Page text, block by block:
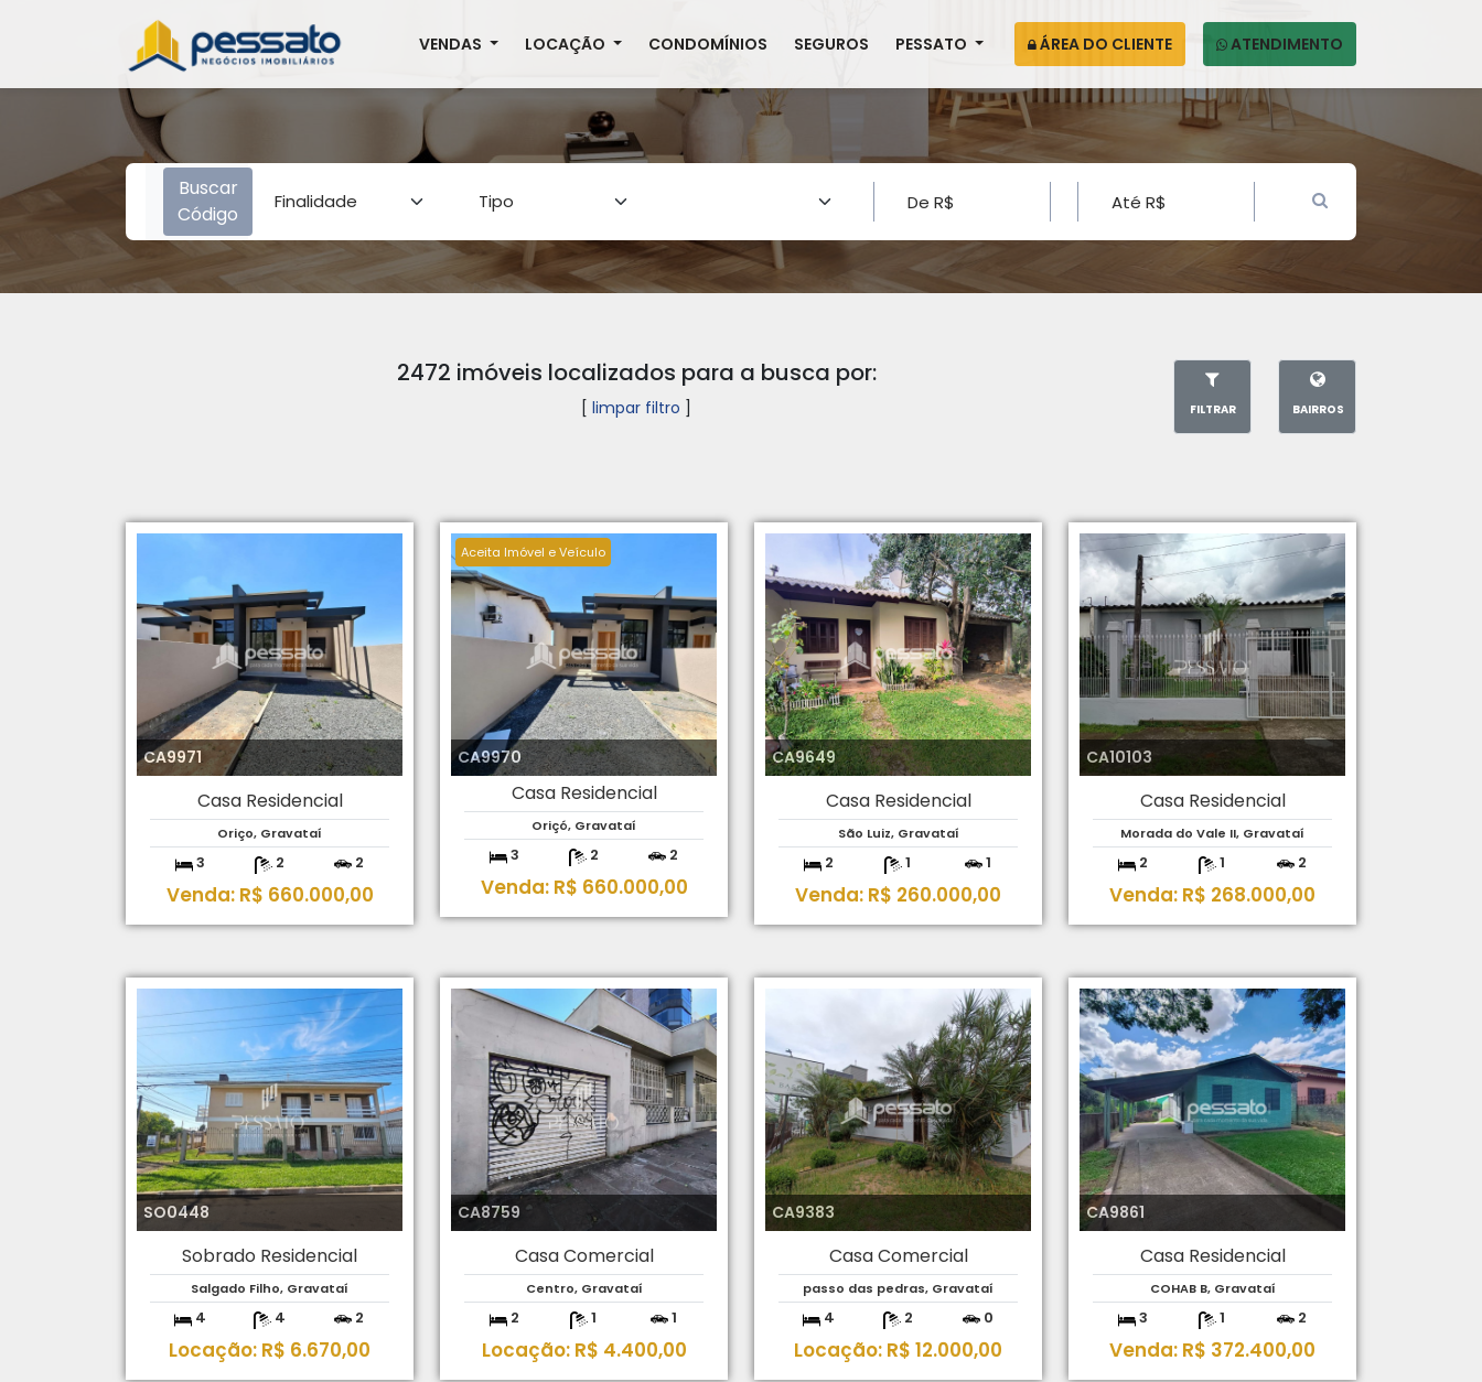
VENDAS LOCAÇÃO CONDOMÍNIOS SEGUROS PESSATO ÁREA DO CLIENTE ATENDIMENTO
Buscar
Código
2472 imóveis localizados para a busca por:
[ limpar filtro ] FILTRAR BAIRROS
CA9971
Casa Residencial
Oriço, Gravataí
3 2 2
Venda: R$ 660.000,00
Aceita Imóvel e Veículo
CA9970
Casa Residencial
Oriçó, Gravataí
3 2 2
Venda: R$ 660.000,00
CA9649
Casa Residencial
São Luiz, Gravataí
2 1 1
Venda: R$ 260.000,00
CA10103
Casa Residencial
Morada do Vale II, Gravataí
2 1 2
Venda: R$ 268.000,00
SO0448
Sobrado Residencial
Salgado Filho, Gravataí
4 4 2
Locação: R$ 6.670,00
CA8759
Casa Comercial
Centro, Gravataí
2 1 1
Locação: R$ 4.400,00
CA9383
Casa Comercial
passo das pedras, Gravataí
4 2 0
Locação: R$ 12.000,00
CA9861
Casa Residencial
COHAB B, Gravataí
3 1 2
Venda: R$ 372.400,00